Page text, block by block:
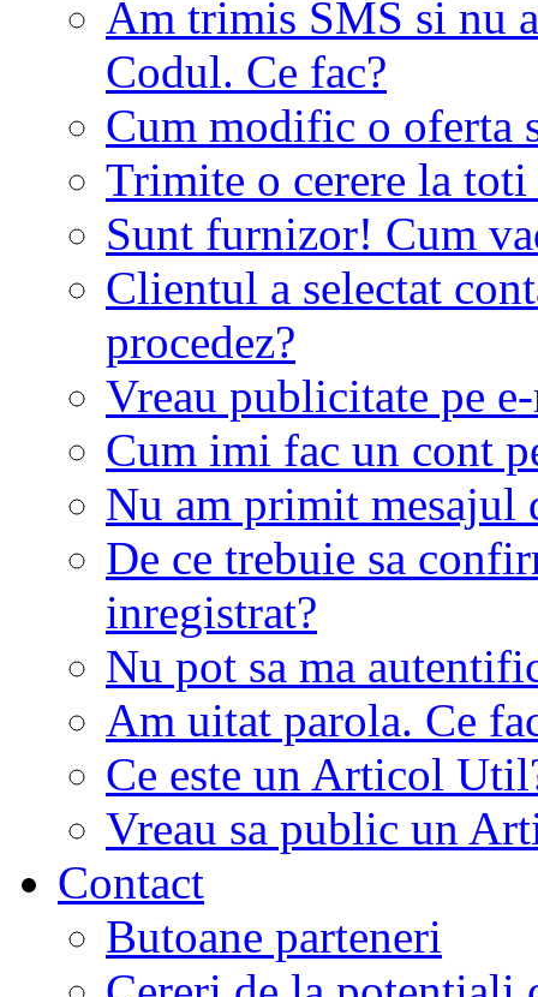
Am trimis SMS si nu
Codul. Ce fac?
Cum modific o oferta
Trimite o cerere la
Sunt furnizor! Cum
Clientul a selectat
procedez?
Vreau publicitate pe
Cum imi fac un cont
Nu am primit mesajul
De ce trebuie sa
inregistrat?
Nu pot sa ma
Am uitat parola. Ce
Ce este un Articol
Vreau sa public un
Contact
Butoane parteneri